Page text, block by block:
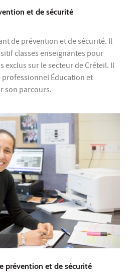
et de sécurité
de prévention et de sécurité. Il
classes enseignantes pour
exclus sur le secteur de Créteil. Il
Éducation et
son parcours.
prévention et de sécurité